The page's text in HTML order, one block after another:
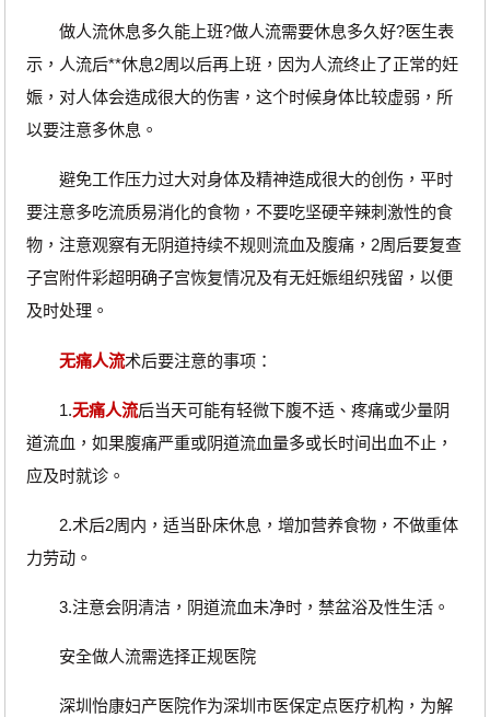
做人流休息多久能上班?做人流需要休息多久好?医生表
示，人流后**休息2周以后再上班，因为人流终止了正常的妊
娠，对人体会造成很大的伤害，这个时候身体比较虚弱，所
以要注意多休息。
避免工作压力过大对身体及精神造成很大的创伤，平时
要注意多吃流质易消化的食物，不要吃坚硬辛辣刺激性的食
物，注意观察有无阴道持续不规则流血及腹痛，2周后要复查
子宫附件彩超明确子宫恢复情况及有无妊娠组织残留，以便
及时处理。
无痛人流术后要注意的事项：
1.无痛人流后当天可能有轻微下腹不适、疼痛或少量阴
道流血，如果腹痛严重或阴道流血量多或长时间出血不止，
应及时就诊。
2.术后2周内，适当卧床休息，增加营养食物，不做重体
力劳动。
3.注意会阴清洁，阴道流血未净时，禁盆浴及性生活。
安全做人流需选择正规医院
深圳怡康妇产医院作为深圳市医保定点医疗机构，为解